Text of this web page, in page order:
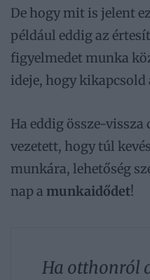
De hogy mit is jelent
például eddig az
figyelmedet munka
ideje, hogy
Ha eddig össze-
vezetett, hogy túl
munkára, lehetőség
nap a munkaidődet!
Ha otthonról